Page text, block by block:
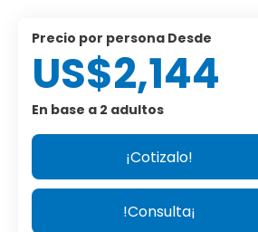
precio por persona Desde
US$2,144
En base a 2 adultos
¡Cotizalo!
!Consulta¡